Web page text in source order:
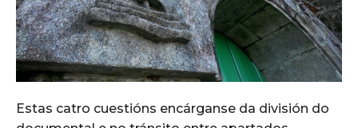
Estas catro cuestións encárganse da división do